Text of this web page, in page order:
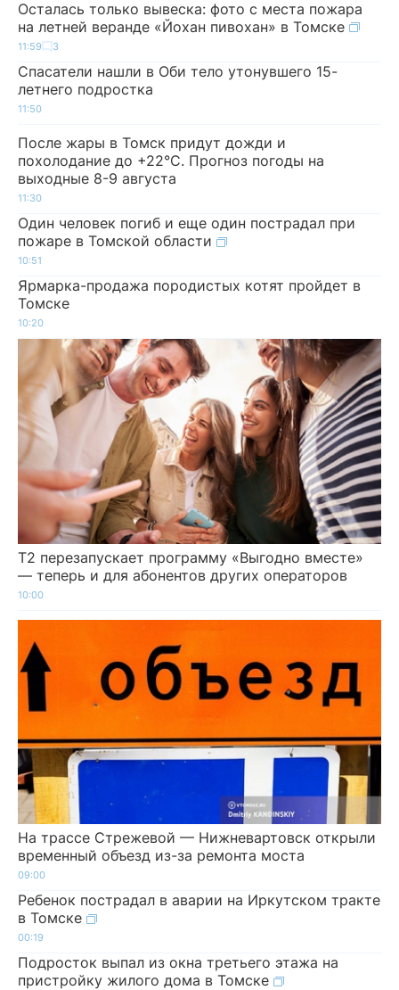
Осталась только вывеска: фото с места пожара
на летней веранде «Йохан пивохан» в Томске
11:59 3
Спасатели нашли в Оби тело утонувшего 15-
летнего подростка
11:50
После жары в Томск придут дожди и
похолодание до +22°C. Прогноз погоды на
выходные 8-9 августа
11:30
Один человек погиб и еще один пострадал при
пожаре в Томской области
10:51
Ярмарка-продажа породистых котят пройдет в
Томске
10:20
Т2 перезапускает программу «Выгодно вместе»
— теперь и для абонентов других операторов
10:00
На трассе Стрежевой — Нижневартовск открыли
временный объезд из-за ремонта моста
09:00
Ребенок пострадал в аварии на Иркутском тракте
в Томске
00:19
Подросток выпал из окна третьего этажа на
пристройку жилого дома в Томске